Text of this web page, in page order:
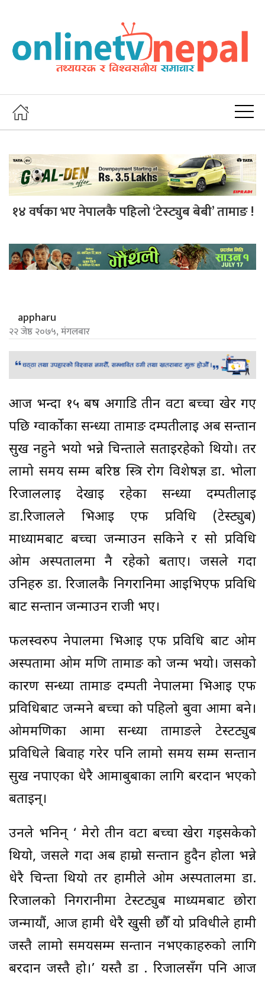
१४ वर्षका भए नेपालकै पहिलो ‘टेस्ट्युब बेबी’ तामाङ !
appharu
२२ जेष्ठ २०७५, मंगलबार
आज भन्दा १५ बर्ष अगाडि तीन वटा बच्चा खेर गए
पछि ग्वार्कोका सन्ध्या तामाङ दम्पतीलाई अब सन्तान
सुख नहुने भयो भन्ने चिन्ताले सताइरहेको थियो। तर
लामो समय सम्म बरिष्ठ स्त्रि रोग विशेषज्ञ डा. भोला
रिजाललाइ देखाइ रहेका सन्ध्या दम्पतीलाई
डा.रिजालले भिआइ एफ प्रविधि (टेस्ट्युब)
माध्यामबाट बच्चा जन्माउन सकिने र सो प्रविधि
ओम अस्पतालमा नै रहेको बताए। जसले गर्दा
उनिहरु डा. रिजालकै निगरानिमा आइभिएफ प्रविधि
बाट सन्तान जन्माउन राजी भए।
फलस्वरुप नेपालमा भिआई एफ प्रविधि बाट ओम
अस्पतामा ओम मणि तामाङ को जन्म भयो। जसको
कारण सन्ध्या तामाङ दम्पती नेपालमा भिआइ एफ
प्रविधिबाट जन्मने बच्चा को पहिलो बुवा आमा बने।
ओममणिका आमा सन्ध्या तामाङले टेस्टट्युब
प्रविधिले बिवाह गरेर पनि लामो समय सम्म सन्तान
सुख नपाएका धेरै आमाबुबाका लागि बरदान भएको
बताइन्।
उनले भनिन् ‘ मेरो तीन वटा बच्चा खेरा गइसकेको
थियो, जसले गर्दा अब हाम्रो सन्तान हुदैन होला भन्ने
धेरै चिन्ता थियो तर हामीले ओम अस्पतालमा डा.
रिजालको निगरानीमा टेस्टट्युब माध्यमबाट छोरा
जन्मायौं, आज हामी धेरै खुसी छौँ यो प्रविधीले हामी
जस्तै लामो समयसम्म सन्तान नभएकाहरुको लागि
बरदान जस्तै हो।’ यस्तै डा . रिजालसँग पनि आज